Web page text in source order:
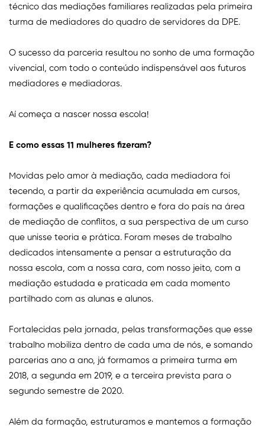
técnico das mediações familiares realizadas pela primeira
turma de mediadores do quadro de servidores da DPE.
O sucesso da parceria resultou no sonho de uma formação
vivencial, com todo o conteúdo indispensável aos futuros
mediadores e mediadoras.
Aí começa a nascer nossa escola!
E como essas 11 mulheres fizeram?
Movidas pelo amor à mediação, cada mediadora foi
tecendo, a partir da experiência acumulada em cursos,
formações e qualificações dentro e fora do país na área
de mediação de conflitos, a sua perspectiva de um curso
que unisse teoria e prática. Foram meses de trabalho
dedicados intensamente a pensar a estruturação da
nossa escola, com a nossa cara, com nosso jeito, com a
mediação estudada e praticada em cada momento
partilhado com as alunas e alunos.
Fortalecidas pela jornada, pelas transformações que esse
trabalho mobiliza dentro de cada uma de nós, e somando
parcerias ano a ano, já formamos a primeira turma em
2018, a segunda em 2019, e a terceira prevista para o
segundo semestre de 2020.
Além da formação, estruturamos e mantemos a formação